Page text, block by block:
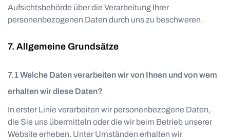
Aufsichtsbehörde über die Verarbeitung Ihrer
personenbezogenen Daten durch uns zu beschweren.
Allgemeine Grundsätze
Welche Daten verarbeiten wir von Ihnen und von wem
erhalten wir diese Daten?
In erster Linie verarbeiten wir personenbezogene Daten,
die Sie uns übermitteln oder die wir beim Betrieb unserer
Website erheben. Unter Umständen erhalten wir